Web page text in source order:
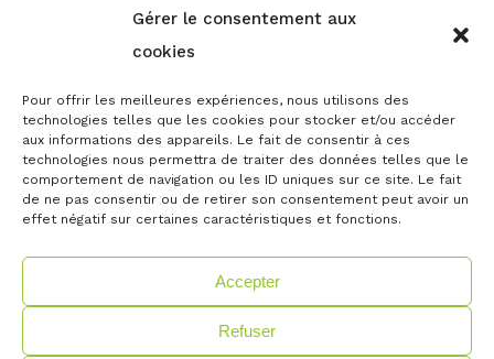
Gérer le consentement aux
cookies
Pour offrir les meilleures expériences, nous utilisons des
technologies telles que les cookies pour stocker et/ou accéder
aux informations des appareils. Le fait de consentir à ces
technologies nous permettra de traiter des données telles que le
comportement de navigation ou les ID uniques sur ce site. Le fait
de ne pas consentir ou de retirer son consentement peut avoir un
effet négatif sur certaines caractéristiques et fonctions.
Accepter
Refuser
Copyright 2020 | Tous droits réservés |